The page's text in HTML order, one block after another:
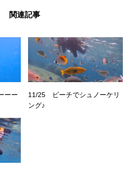
関連記事
ーー
11/25 ビーチでシュノーケリ
ング♪